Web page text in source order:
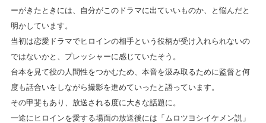
ーがきたときには、自分がこのドラマに出ていいものか、と悩んだと
明かしています。
当初は恋愛ドラマでヒロインの相手という役柄が受け入れられないの
ではないかと、プレッシャーに感じていたそう。
台本を見て役の人間性をつかむため、本音を汲み取るために監督と何
度も話合いをしながら撮影を進めていったと語っています。
その甲斐もあり、放送される度に大きな話題に。
一途にヒロインを愛する場面の放送後には「ムロツヨシイケメン説」